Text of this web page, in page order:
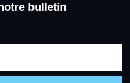
bulletin